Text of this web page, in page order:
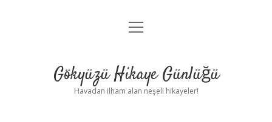
Anasayfa
Yasal Uyarı
menüyü
Gökyüzü Hikaye Günlüğü
Havadan ilham alan neşeli hikayeler!